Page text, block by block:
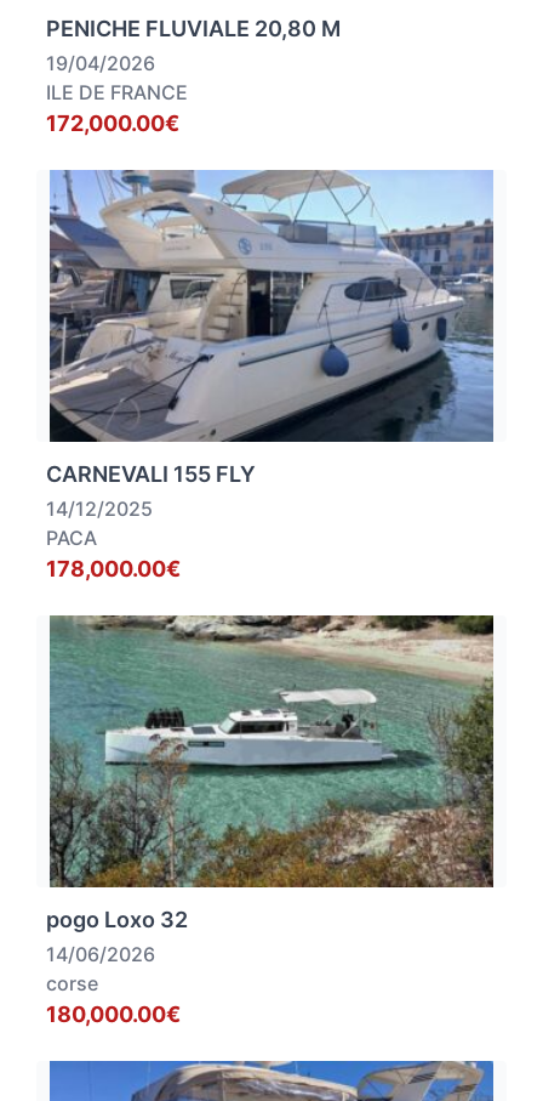
PENICHE FLUVIALE 20,80 M
19/04/2026
ILE DE FRANCE
172,000.00€
CARNEVALI 155 FLY
14/12/2025
PACA
178,000.00€
pogo Loxo 32
14/06/2026
corse
180,000.00€